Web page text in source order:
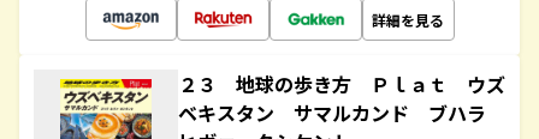
詳細を見る
２３ 地球の歩き方 Ｐｌａｔ ウズ
ベキスタン サマルカンド ブハラ